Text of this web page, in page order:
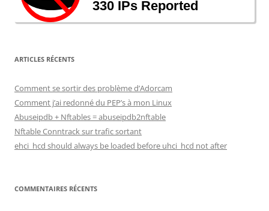
ARTICLES RÉCENTS
Comment se sortir des problème d’Adorcam
Comment j’ai redonné du PEP’s à mon Linux
Abuseipdb + Nftables = abuseipdb2nftable
Nftable Conntrack sur trafic sortant
ehci_hcd should always be loaded before uhci_hcd not after
COMMENTAIRES RÉCENTS